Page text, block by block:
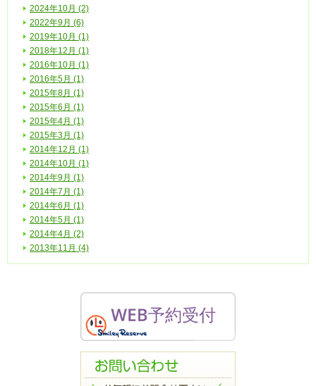
2024年10月 (2)
2022年9月 (6)
2019年10月 (1)
2018年12月 (1)
2016年10月 (1)
2016年5月 (1)
2015年8月 (1)
2015年6月 (1)
2015年4月 (1)
2015年3月 (1)
2014年12月 (1)
2014年10月 (1)
2014年9月 (1)
2014年7月 (1)
2014年6月 (1)
2014年5月 (1)
2014年4月 (2)
2013年11月 (4)